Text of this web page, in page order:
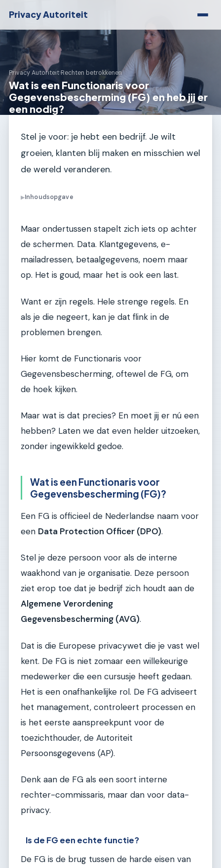
Privacy Autoriteit
Privacy Autoriteit›Rechten betrokkenen
Wat is een Functionaris voor
Gegevensbescherming (FG) en heb jij er
een nodig?
Stel je voor: je hebt een bedrijf. Je wilt
groeien, klanten blij maken en misschien wel
de wereld veranderen.
▶Inhoudsopgave
Maar ondertussen stapelt zich iets op achter
de schermen. Data. Klantgegevens, e-
mailadressen, betaalgegevens, noem maar
op. Het is goud, maar het is ook een last.
Want er zijn regels. Hele strenge regels. En
als je die negeert, kan je dat flink in de
problemen brengen.
Hier komt de Functionaris voor
Gegevensbescherming, oftewel de FG, om
de hoek kijken.
Maar wat is dat precies? En moet jij er nú een
hebben? Laten we dat even helder uitzoeken,
zonder ingewikkeld gedoe.
Wat is een Functionaris voor
Gegevensbescherming (FG)?
Een FG is officieel de Nederlandse naam voor
een Data Protection Officer (DPO).
Stel je deze persoon voor als de interne
waakhond van je organisatie. Deze persoon
ziet erop toe dat je bedrijf zich houdt aan de
Algemene Verordening
Gegevensbescherming (AVG).
Dat is die Europese privacywet die je vast wel
kent. De FG is niet zomaar een willekeurige
medewerker die een cursusje heeft gedaan.
Het is een onafhankelijke rol. De FG adviseert
het management, controleert processen en
is het eerste aanspreekpunt voor de
toezichthouder, de Autoriteit
Persoonsgegevens (AP).
Denk aan de FG als een soort interne
rechter-commissaris, maar dan voor data-
privacy.
Is de FG een echte functie?
De FG is de brug tussen de harde eisen van